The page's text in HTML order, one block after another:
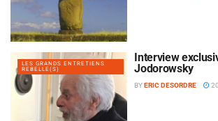
LES GRANDS ENTRETIENS
REBELLE(S)
Interview
Jodorowsky
BYERIC DESORDRE